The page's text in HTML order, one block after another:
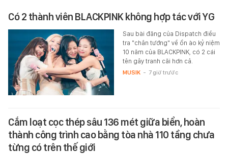
Có 2 thành viên BLACKPINK không hợp tác với YG
Sau bài đăng của Dispatch điều
tra "chân tướng" về ồn ào kỷ niệm
10 năm của BLACKPINK, có 2 cái
tên gây tranh cãi hơn cả.
MUSIK - 7 giờ trước
Cắm loạt cọc thép sâu 136 mét giữa biển, hoàn
thành công trình cao bằng tòa nhà 110 tầng chưa
từng có trên thế giới